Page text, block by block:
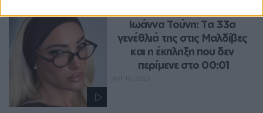
Ιωάννα Τούνη: Τα 33α
γενέθλιά της στις Μαλδίβες
και η έκπληξη που δεν
περίμενε στο 00:01